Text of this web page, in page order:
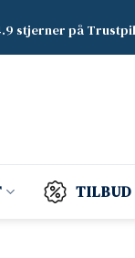
stjerner på
TILBUD